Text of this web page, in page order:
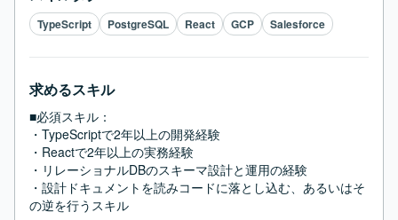
TypeScript PostgreSQL React GCP Salesforce
求めるスキル
■必須スキル：
・TypeScriptで2年以上の開発経験
・Reactで2年以上の実務経験
・リレーショナルDBのスキーマ設計と運用の経験
・設計ドキュメントを読みコードに落とし込む、あるいはそ
の逆を行うスキル